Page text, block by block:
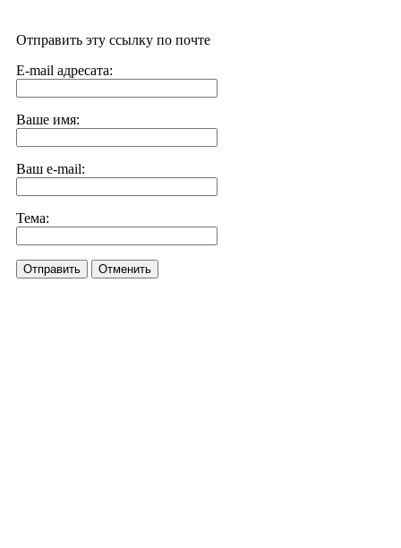
Отправить эту ссылку по почте
E-mail адресата:
Ваше имя:
Ваш e-mail:
Тема:
Отправить Отменить